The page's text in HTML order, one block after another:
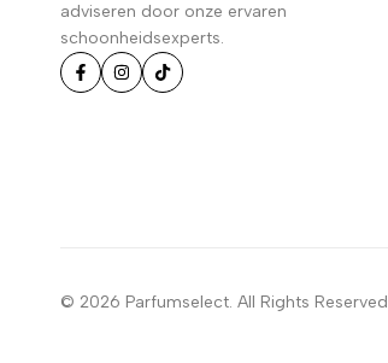
adviseren door onze ervaren
schoonheidsexperts.
© 2026 Parfumselect. All Rights Reserved